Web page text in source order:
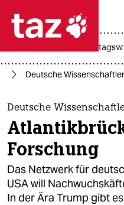
 taz
taz zahl
themen
politik
öko
gesellschaft
Deutsche
Deutsche
Forschung
Das Netzwerk für
USA will
In der Ära Trump gibt